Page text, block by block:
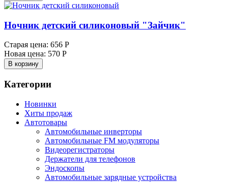
Ночник детский силиконовый "Зайчик"
Старая цена: 656 Р
Новая цена: 570 Р
В корзину
Категории
Новинки
Хиты продаж
Автотовары
Автомобильные инверторы
Автомобильные FM модуляторы
Видеорегистраторы
Держатели для телефонов
Эндоскопы
Автомобильные зарядные устройства